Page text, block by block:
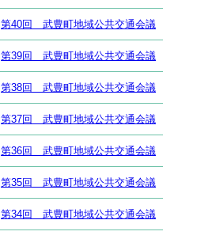
第40回 武豊町地域公共交通会議
第39回 武豊町地域公共交通会議
第38回 武豊町地域公共交通会議
第37回 武豊町地域公共交通会議
第36回 武豊町地域公共交通会議
第35回 武豊町地域公共交通会議
第34回 武豊町地域公共交通会議